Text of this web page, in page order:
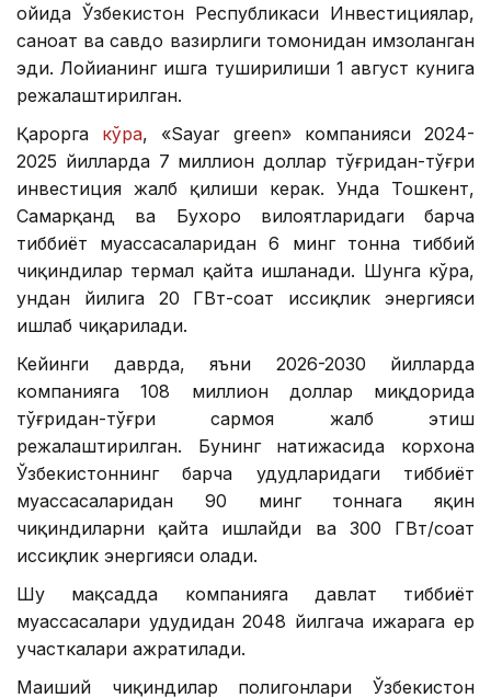
ойида Ўзбекистон Республикаси Инвестициялар,
саноат ва савдо вазирлиги томонидан имзоланган
эди. Лойиҳанинг ишга туширилиши 1 август кунига
режалаштирилган.
Қарорга кўра, «Sayar green» компанияси 2024-
2025 йилларда 7 миллион доллар тўғридан-тўғри
инвестиция жалб қилиши керак. Унда Тошкент,
Самарқанд ва Бухоро вилоятларидаги барча
тиббиёт муассасаларидан 6 минг тонна тиббий
чиқиндилар термал қайта ишланади. Шунга кўра,
ундан йилига 20 ГВт-соат иссиқлик энергияси
ишлаб чиқарилади.
Кейинги даврда, яъни 2026-2030 йилларда
компанияга 108 миллион доллар миқдорида
тўғридан-тўғри сармоя жалб этиш
режалаштирилган. Бунинг натижасида корхона
Ўзбекистоннинг барча ҳудудларидаги тиббиёт
муассасаларидан 90 минг тоннага яқин
чиқиндиларни қайта ишлайди ва 300 ГВт/соат
иссиқлик энергияси олади.
Шу мақсадда компанияга давлат тиббиёт
муассасалари ҳудудидан 2048 йилгача ижарага ер
участкалари ажратилади.
Маиший чиқиндилар полигонлари Ўзбекистон